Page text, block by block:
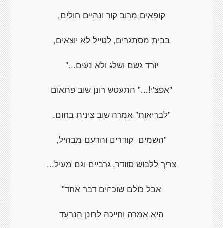
קופאים מרוב קור ונהיים חולים,
בבית מסתגרים, לטייל לא יוצאים,
יורד גשם ושלג ולא נעים..."
"אפצ'י!..." התעטש רונן שוב פתאום
"לבריאות" אמרה שוב צינית בחום.
"השמים קודרים והרעם מבהיל,
צריך ללבוש סוודר, גרביים וגם מעיל...
אבל כולם שוכחים דבר אחד"
היא אמרה וחייכה לרונן הנרעד